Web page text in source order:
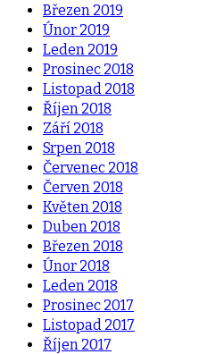
Březen 2019
Únor 2019
Leden 2019
Prosinec 2018
Listopad 2018
Říjen 2018
Září 2018
Srpen 2018
Červenec 2018
Červen 2018
Květen 2018
Duben 2018
Březen 2018
Únor 2018
Leden 2018
Prosinec 2017
Listopad 2017
Říjen 2017